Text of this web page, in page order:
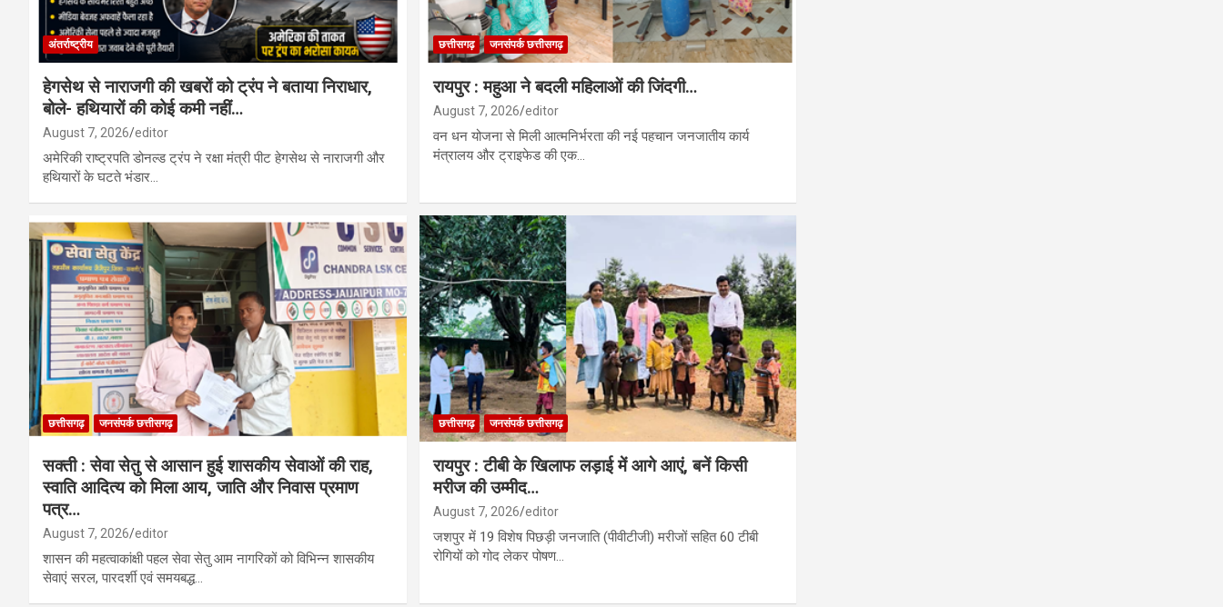
अंतर्राष्ट्रीय
हेगसेथ से नाराजगी की खबरों को ट्रंप ने बताया निराधार,
बोले- हथियारों की कोई कमी नहीं…
August 7, 2026 editor
अमेरिकी राष्ट्रपति डोनल्ड ट्रंप ने रक्षा मंत्री पीट हेगसेथ से नाराजगी और
हथियारों के घटते भंडार…
छत्तीसगढ़ जनसंपर्क छत्तीसगढ़
रायपुर : महुआ ने बदली महिलाओं की जिंदगी…
August 7, 2026 editor
वन धन योजना से मिली आत्मनिर्भरता की नई पहचान जनजातीय कार्य
मंत्रालय और ट्राइफेड की एक…
छत्तीसगढ़ जनसंपर्क छत्तीसगढ़
सक्ती : सेवा सेतु से आसान हुई शासकीय सेवाओं की राह,
स्वाति आदित्य को मिला आय, जाति और निवास प्रमाण
पत्र…
August 7, 2026 editor
शासन की महत्वाकांक्षी पहल सेवा सेतु आम नागरिकों को विभिन्न शासकीय
सेवाएं सरल, पारदर्शी एवं समयबद्ध…
छत्तीसगढ़ जनसंपर्क छत्तीसगढ़
रायपुर : टीबी के खिलाफ लड़ाई में आगे आएं, बनें किसी
मरीज की उम्मीद…
August 7, 2026 editor
जशपुर में 19 विशेष पिछड़ी जनजाति (पीवीटीजी) मरीजों सहित 60 टीबी
रोगियों को गोद लेकर पोषण…